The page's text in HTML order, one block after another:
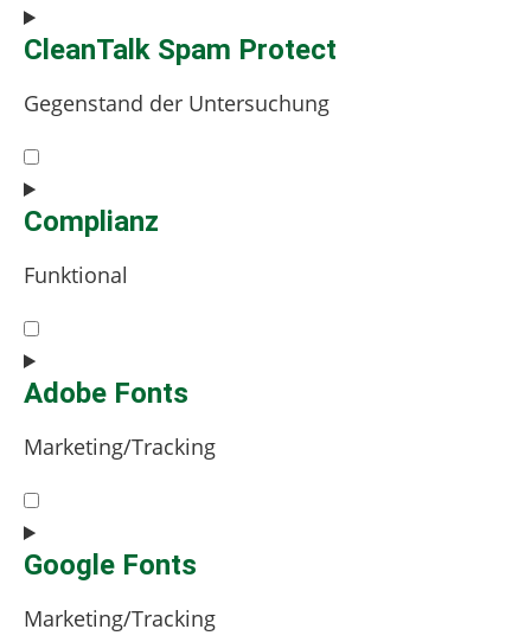
to
service
CleanTalk Spam Protect
Gegenstand der Untersuchung
Consent
to
service
spam-
protect
Complianz
Funktional
Consent
to
service
Adobe Fonts
Marketing/Tracking
Consent
to
service
fonts
Google Fonts
Marketing/Tracking